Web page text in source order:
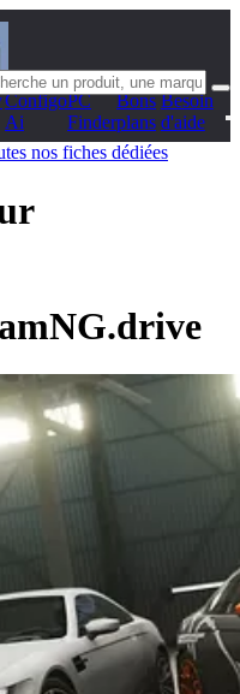
Configo
Ai
PC
Finder
Bons
plans
Besoin
d'aide
nos fiches dédiées